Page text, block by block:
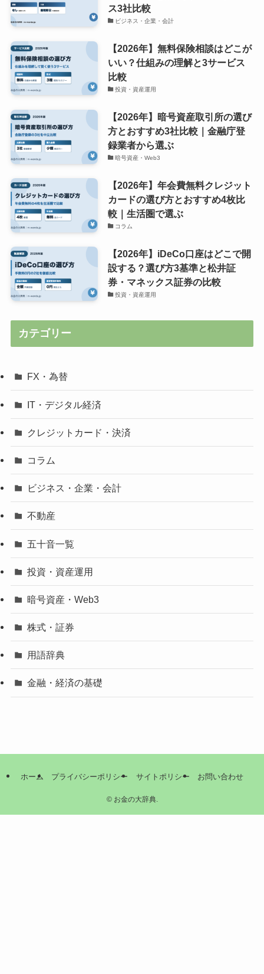
ス3社比較
ビジネス・企業・会計
【2026年】無料保険相談はどこが
いい？仕組みの理解と3サービス
比較
投資・資産運用
【2026年】暗号資産取引所の選び
方とおすすめ3社比較｜金融庁登
録業者から選ぶ
暗号資産・Web3
【2026年】年会費無料クレジット
カードの選び方とおすすめ4枚比
較｜生活圏で選ぶ
コラム
【2026年】iDeCo口座はどこで開
設する？選び方3基準と松井証
券・マネックス証券の比較
投資・資産運用
カテゴリー
FX・為替
IT・デジタル経済
クレジットカード・決済
コラム
ビジネス・企業・会計
不動産
五十音一覧
投資・資産運用
暗号資産・Web3
株式・証券
用語辞典
金融・経済の基礎
ホーム プライバシーポリシー サイトポリシー お問い合わせ
©お金の大辞典.